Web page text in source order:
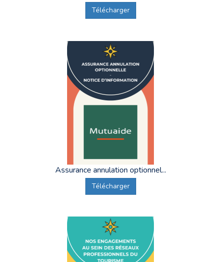
Télécharger
Assurance annulation optionnel...
Télécharger